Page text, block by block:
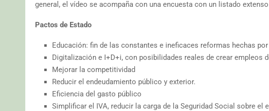
general, el vídeo se acompaña con una encuesta con un listado
Pactos de Estado
Educación: fin de las constantes e ineficaces reformas hechas
Digitalización e I+D+i, con posibilidades reales de crear empleos
Mejorar la competitividad
Reducir el endeudamiento público y exterior.
Eficiencia del gasto público
Simplificar el IVA, reducir la carga de la Seguridad Social sobre